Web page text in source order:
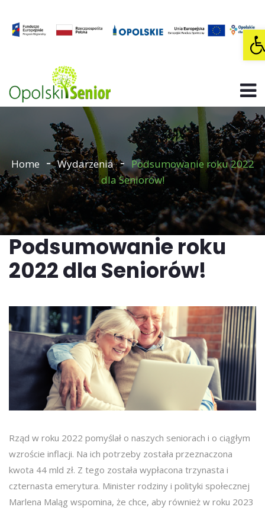
Home Wydarzenia
Podsumowanie roku 2022
dla Seniorów!
Podsumowanie roku
2022 dla Seniorów!
Rząd w roku 2022 pomyślał o naszych seniorach i o ciągłym
wzroście inflacji. Na ich potrzeby została przeznaczona
kwota 44 mld zł. Z tego została wypłacona trzynasta i
czternasta emerytura. Minister rodziny i polityki społecznej
Marlena Maląg wspomina, że chce, aby również w roku 2023